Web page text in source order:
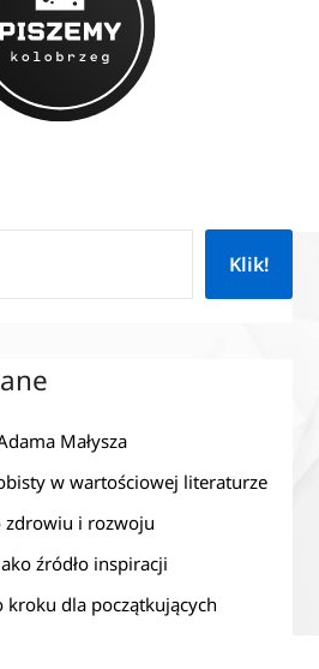
Klik!
Małysza
w wartościowej literaturze
zdrowiu i rozwoju
źródło inspiracji
kroku dla początkujących